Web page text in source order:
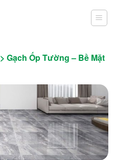
> Gạch Ốp Tường – Bề Mặt